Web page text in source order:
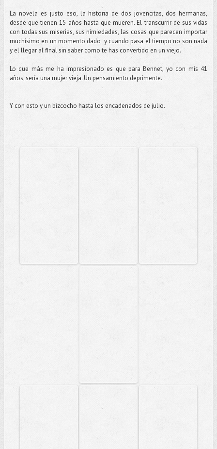
La novela es justo eso, la historia de dos jovencitas, dos hermanas,
desde que tienen 15 años hasta que mueren. El transcurrir de sus vidas
con todas sus miserias, sus nimiedades, las cosas que parecen importar
muchísimo en un momento dado y cuando pasa el tiempo no son nada
y el llegar al final sin saber como te has convertido en un viejo.
Lo que más me ha impresionado es que para Bennet, yo con mis 41
años, sería una mujer vieja. Un pensamiento deprimente.
Y con esto y un bizcocho hasta los encadenados de julio.